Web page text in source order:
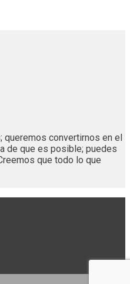
queremos convertirnos en el
de que es posible; puedes
que todo lo que